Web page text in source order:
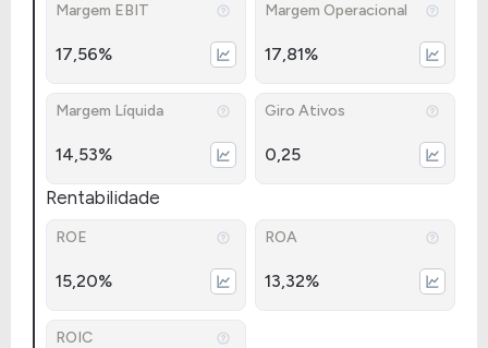
Margem EBIT
17,56%
Margem Operacional
17,81%
Margem Líquida
14,53%
Giro Ativos
0,25
Rentabilidade
ROE
15,20%
ROA
13,32%
ROIC